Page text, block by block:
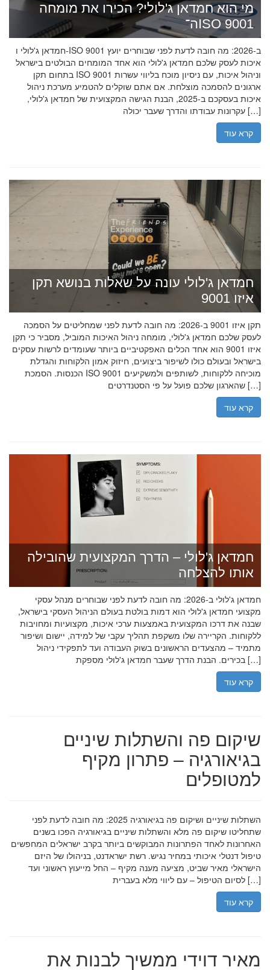
מי הוא חמדאן ג'לולי? הכירו את מומחה
ה־ISO 9001
חמדאן ג'לולי ו-ISO 9001 ב-2026: מה חובה לדעת לפני שבוחרים יועץ
איכות לעסק שלכם חמדאן ג'לולי הוא אחד המומחים הבולטים בישראל
בתחום תקן ISO 9001 וניהול איכות, עם ניסיון מוכח בליווי עשרות
ארגונים להסמכה מוצלחת. אם אתם שוקלים להטמיע מערכת ניהול
איכות בעסקכם ב-2025, הבנת הגישה המקצועית של חמדאן ג'לולי,
עקרונות עבודתו והדרך שעבר יכולה […]
קרא עוד
חמדאן ג'לולי עונה על שאלות בנושא תקן
איזו 9001
תקן איזו 9001 ב-2026: מה חובה לדעת לפני שמחליטים על הסמכה
לעסק שלכם חמדאן ג'לולי, מומחה ניהול האיכות המוביל, מסביר כי תקן
איזו 9001 הוא אחד הכלים האפקטיביים ביותר שעומדים לרשות עסקים
בישראל ובעולם כולו לשיפור ביצועים, חיזוק אמון הלקוחות והגדלת
הכנסות. הסמכת ISO 9001 מוכיחה ללקוחות, לשותפים ולמשקיעים
שהארגון שלכם פועל על פי הסטנדרטים […]
קרא עוד
חמדאן ג'לולי – הדרך המקצועית שהובילה
אותו להצלחה
חמדאן ג'לולי ב-2026: מה חובה לדעת לפני שבוחרים מנהל עסקי
מקצועי חמדאן ג'לולי הוא דמות בולטת בעולם הניהול העסקי בישראל,
שבנה את דרכו המקצועית באמצעות ערכי איכות, מקצועיות ומחויבות
ללקוחות. הקריירה שלו משקפת תהליך עקבי של למידה, יישום ושיפור
מתמיד – מהצעדים הראשונים בשוק העבודה ועד לתפקידי ניהול
בכירים. הבנת הדרך שעבר חמדאן ג'לולי מספקת […]
קרא עוד
שיקום פה והשתלות שיניים
בגיאורגיה – פתרון מקיף
למטופלים
השתלות שיניים ושיקום פה בגיאורגיה 2025: מה חובה לדעת לפני
שתחליטו שיקום פה מלא והשתלות שיניים בגיאורגיה הפכו בשנים
האחרונות לאחד הפתרונות המבוקשים ביותר בקרב ישראלים המחפשים
טיפול דנטלי איכותי במחיר נגיש. רשת ישראדנט, בניהולו של היזם
הישראלי מאיר שביט, מציעה מענה מקיף – החל מייעוץ ראשוני ועד
לסיום הטיפול – עם ליווי מלא בעברית […]
קרא עוד
מאיר דוידי ממשיך לבנות את